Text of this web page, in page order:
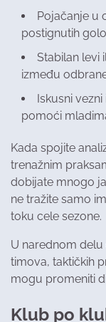
Pojačanje u
postignutih
Stabilan levi
između
Iskusni
pomoći
Kada spojite
trenažnim
dobijate mnogo
ne tražite samo
toku cele sezone.
U narednom
timova, taktičkih
mogu promeniti
Klub po